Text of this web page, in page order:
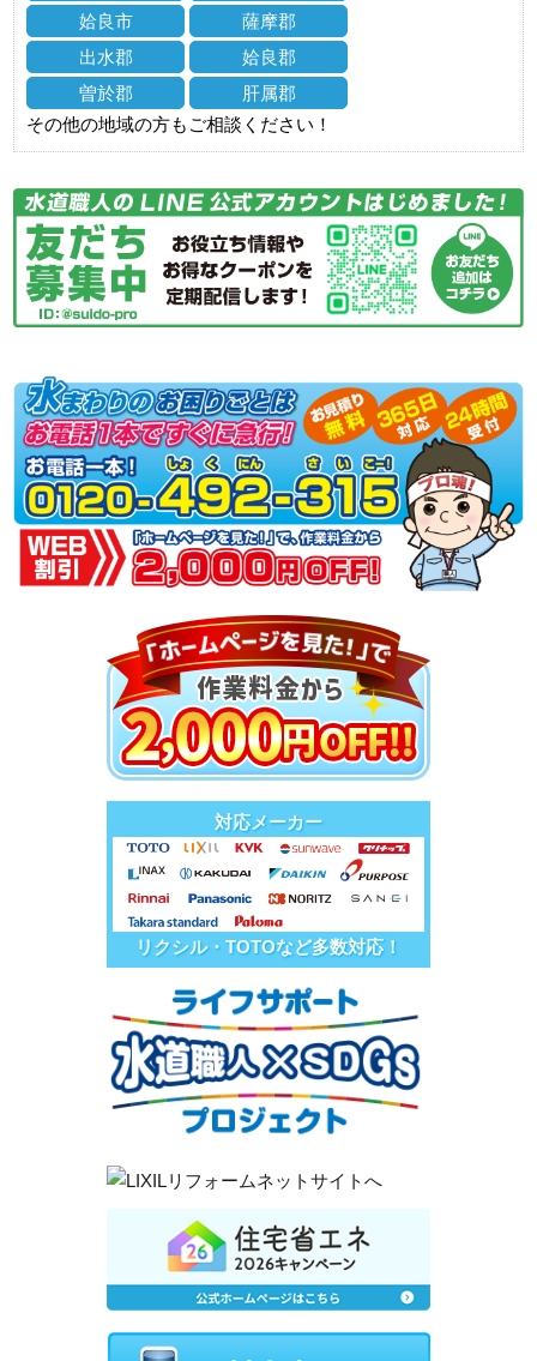
姶良市
薩摩郡
出水郡
姶良郡
曽於郡
肝属郡
その他の地域の方もご相談ください！
対応メーカー
リクシル・TOTOなど多数対応！